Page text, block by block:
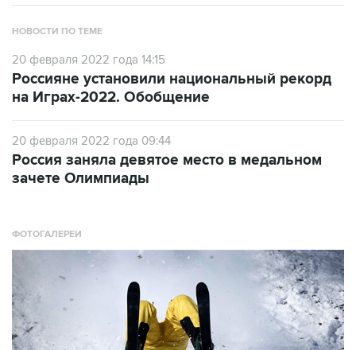
НОВОСТИ ПО ТЕМЕ
20 февраля 2022 года 14:15
Россияне установили национальный рекорд
на Играх-2022. Обобщение
20 февраля 2022 года 09:44
Россия заняла девятое место в медальном
зачете Олимпиады
ФОТОГАЛЕРЕИ